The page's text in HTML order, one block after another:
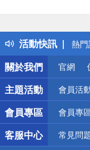
活動快訊
熱
銀
偏
詐
關於我們
官網
主題活動 會員活
會員專區 會員專
客服中心 常見問